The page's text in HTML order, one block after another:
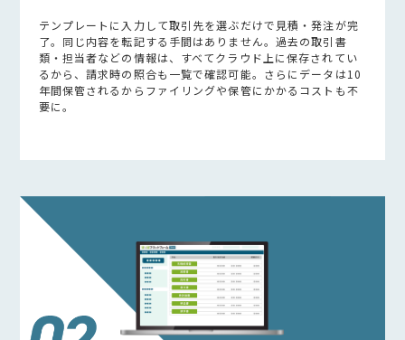
テンプレートに入力して取引先を選ぶだけで見積・発注が完
了。同じ内容を転記する手間はありません。過去の取引書
類・担当者などの情報は、すべてクラウド上に保存されてい
るから、請求時の照合も一覧で確認可能。さらにデータは10
年間保管されるからファイリングや保管にかかるコストも不
要に。